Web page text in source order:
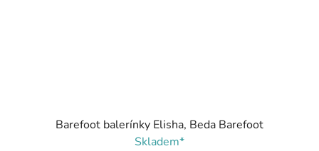
Barefoot balerínky Elisha, Beda Barefoot
Skladem*